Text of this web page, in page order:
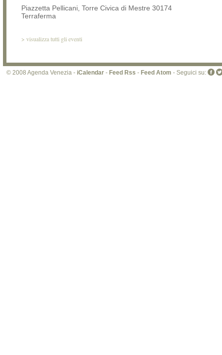
Piazzetta Pellicani, Torre Civica di Mestre 30174
Terraferma
> visualizza tutti gli eventi
© 2008 Agenda Venezia - iCalendar - Feed Rss - Feed Atom - Seguici su: